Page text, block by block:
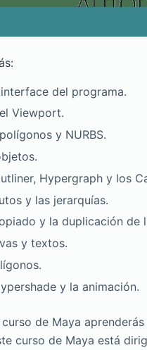
del programa.
Viewport.
y NURBS.
Hypergraph y los
y las jerarquías.
y la duplicación de
y textos.
y la animación.
curso de Maya
curso de Maya está